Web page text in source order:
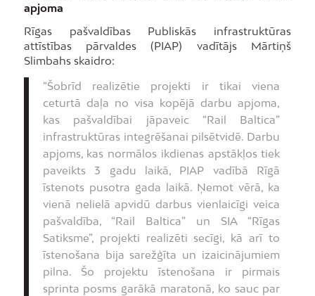
apjoma
Rīgas pašvaldības Publiskās infrastruktūras
attīstības pārvaldes (PIAP) vadītājs Mārtiņš
Slimbahs skaidro:
“Šobrīd realizētie projekti ir tikai viena
ceturtā daļa no visa kopējā darbu apjoma,
kas pašvaldībai jāpaveic “Rail Baltica”
infrastruktūras integrēšanai pilsētvidē. Darbu
apjoms, kas normālos ikdienas apstākļos tiek
paveikts 3 gadu laikā, PIAP vadībā Rīgā
īstenots pusotra gada laikā. Ņemot vērā, ka
vienā nelielā apvidū darbus vienlaicīgi veica
pašvaldība, “Rail Baltica” un SIA “Rīgas
Satiksme”, projekti realizēti secīgi, kā arī to
īstenošana bija sarežģīta un izaicinājumiem
pilna. Šo projektu īstenošana ir pirmais
sprinta posms garākā maratonā, ko sauc par